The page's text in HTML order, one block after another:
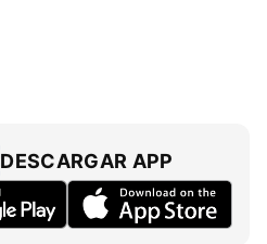
DESCARGAR APP